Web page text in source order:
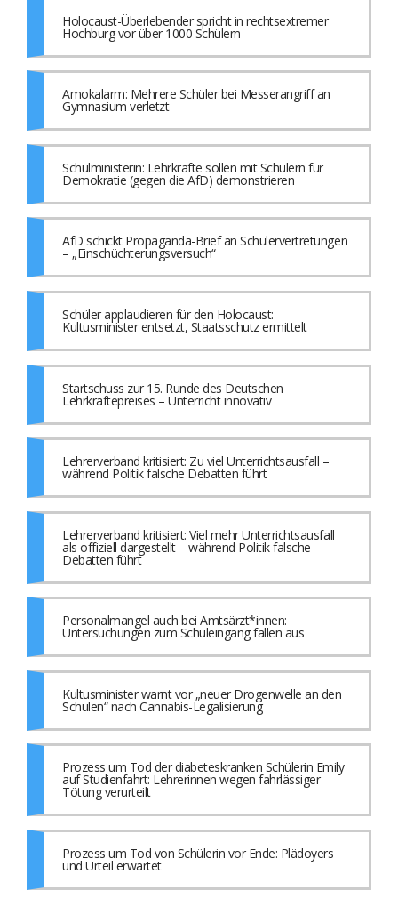
Holocaust-Überlebender spricht in rechtsextremer
Hochburg vor über 1000 Schülern
Amokalarm: Mehrere Schüler bei Messerangriff an
Gymnasium verletzt
Schulministerin: Lehrkräfte sollen mit Schülern für
Demokratie (gegen die AfD) demonstrieren
AfD schickt Propaganda-Brief an Schülervertretungen
– „Einschüchterungsversuch“
Schüler applaudieren für den Holocaust:
Kultusminister entsetzt, Staatsschutz ermittelt
Startschuss zur 15. Runde des Deutschen
Lehrkräftepreises – Unterricht innovativ
Lehrerverband kritisiert: Zu viel Unterrichtsausfall –
während Politik falsche Debatten führt
Lehrerverband kritisiert: Viel mehr Unterrichtsausfall
als offiziell dargestellt – während Politik falsche
Debatten führt
Personalmangel auch bei Amtsärzt*innen:
Untersuchungen zum Schuleingang fallen aus
Kultusminister warnt vor „neuer Drogenwelle an den
Schulen“ nach Cannabis-Legalisierung
Prozess um Tod der diabeteskranken Schülerin Emily
auf Studienfahrt: Lehrerinnen wegen fahrlässiger
Tötung verurteilt
Prozess um Tod von Schülerin vor Ende: Plädoyers
und Urteil erwartet